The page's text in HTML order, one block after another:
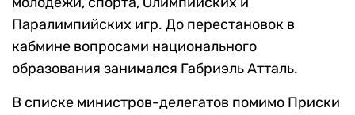
Паралимпийских игр. До перестановок в
кабмине вопросами национального
образования занимался Габриэль Атталь.
В списке министров-делегатов помимо Приски